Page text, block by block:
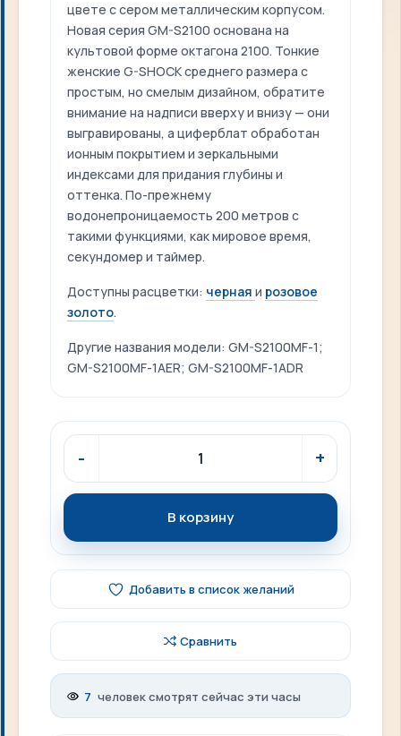
цвете с сером металлическим корпусом.
Новая серия GM-S2100 основана на
культовой форме октагона 2100. Тонкие
женские G-SHOCK среднего размера с
простым, но смелым дизайном, обратите
внимание на надписи вверху и внизу — они
выгравированы, а циферблат обработан
ионным покрытием и зеркальными
индексами для придания глубины и
оттенка. По-прежнему
водонепроницаемость 200 метров с
такими функциями, как мировое время,
секундомер и таймер.
Доступны расцветки: черная и розовое
золото.
Другие названия модели: GM-S2100MF-1;
GM-S2100MF-1AER; GM-S2100MF-1ADR
В корзину
Добавить в список желаний
Сравнить
7 человек смотрят сейчас эти часы